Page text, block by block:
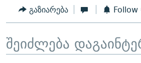
გაზიარება Follow
შეიძლება